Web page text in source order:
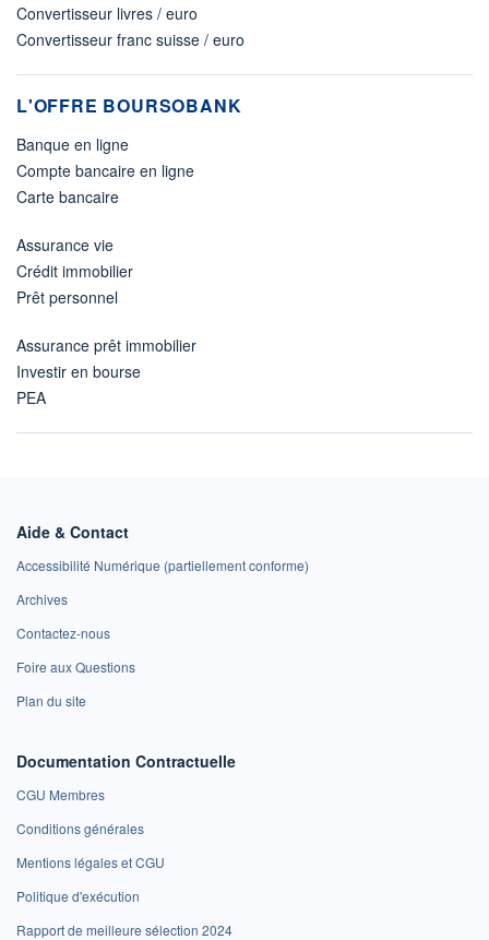
Convertisseur livres / euro
Convertisseur franc suisse / euro
L'OFFRE BOURSOBANK
Banque en ligne
Compte bancaire en ligne
Carte bancaire
Assurance vie
Crédit immobilier
Prêt personnel
Assurance prêt immobilier
Investir en bourse
PEA
Aide & Contact
Accessibilité Numérique (partiellement conforme)
Archives
Contactez-nous
Foire aux Questions
Plan du site
Documentation Contractuelle
CGU Membres
Conditions générales
Mentions légales et CGU
Politique d'exécution
Rapport de meilleure sélection 2024